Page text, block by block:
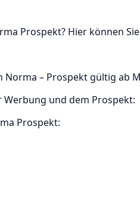
Prospekt? Hier können
Norma – Prospekt gültig ab
und dem Prospekt:
Prospekt: